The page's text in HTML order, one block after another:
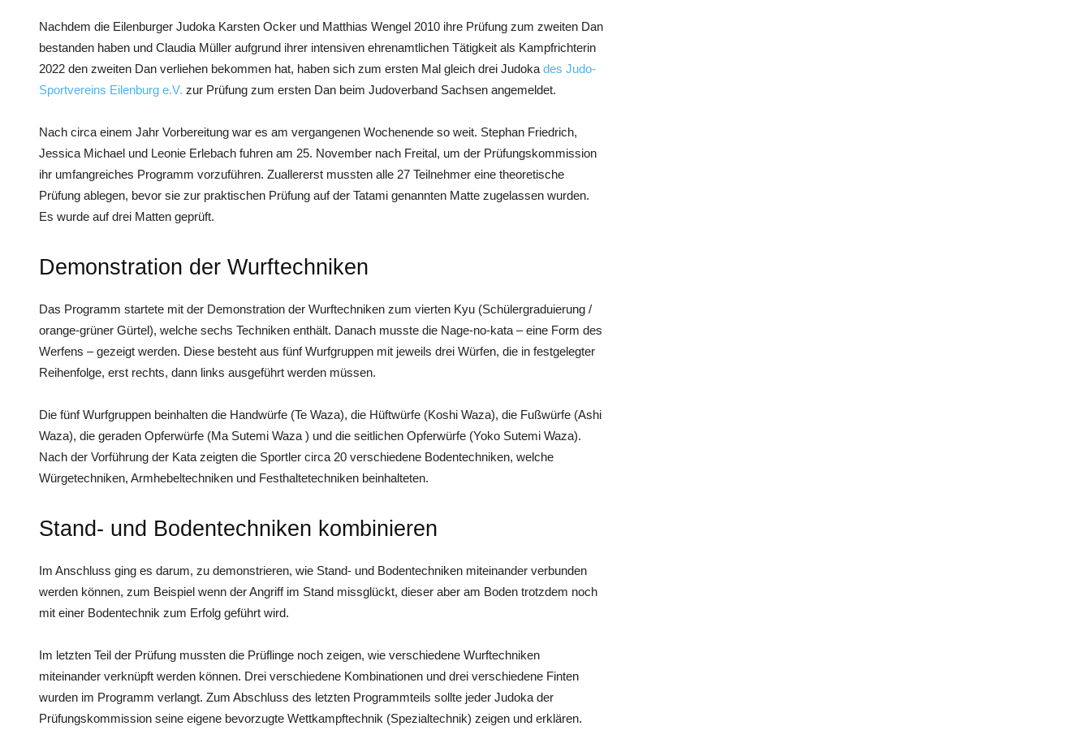
Nachdem die Eilenburger Judoka Karsten Ocker und Matthias Wengel 2010 ihre Prüfung zum zweiten Dan
bestanden haben und Claudia Müller aufgrund ihrer intensiven ehrenamtlichen Tätigkeit als Kampfrichterin
2022 den zweiten Dan verliehen bekommen hat, haben sich zum ersten Mal gleich drei Judoka des Judo-
Sportvereins Eilenburg e.V. zur Prüfung zum ersten Dan beim Judoverband Sachsen angemeldet.
Nach circa einem Jahr Vorbereitung war es am vergangenen Wochenende so weit. Stephan Friedrich,
Jessica Michael und Leonie Erlebach fuhren am 25. November nach Freital, um der Prüfungskommission
ihr umfangreiches Programm vorzuführen. Zuallererst mussten alle 27 Teilnehmer eine theoretische
Prüfung ablegen, bevor sie zur praktischen Prüfung auf der Tatami genannten Matte zugelassen wurden.
Es wurde auf drei Matten geprüft.
Demonstration der Wurftechniken
Das Programm startete mit der Demonstration der Wurftechniken zum vierten Kyu (Schülergraduierung /
orange-grüner Gürtel), welche sechs Techniken enthält. Danach musste die Nage-no-kata – eine Form des
Werfens – gezeigt werden. Diese besteht aus fünf Wurfgruppen mit jeweils drei Würfen, die in festgelegter
Reihenfolge, erst rechts, dann links ausgeführt werden müssen.
Die fünf Wurfgruppen beinhalten die Handwürfe (Te Waza), die Hüftwürfe (Koshi Waza), die Fußwürfe (Ashi
Waza), die geraden Opferwürfe (Ma Sutemi Waza ) und die seitlichen Opferwürfe (Yoko Sutemi Waza).
Nach der Vorführung der Kata zeigten die Sportler circa 20 verschiedene Bodentechniken, welche
Würgetechniken, Armhebeltechniken und Festhaltetechniken beinhalteten.
Stand- und Bodentechniken kombinieren
Im Anschluss ging es darum, zu demonstrieren, wie Stand- und Bodentechniken miteinander verbunden
werden können, zum Beispiel wenn der Angriff im Stand missglückt, dieser aber am Boden trotzdem noch
mit einer Bodentechnik zum Erfolg geführt wird.
Im letzten Teil der Prüfung mussten die Prüflinge noch zeigen, wie verschiedene Wurftechniken
miteinander verknüpft werden können. Drei verschiedene Kombinationen und drei verschiedene Finten
wurden im Programm verlangt. Zum Abschluss des letzten Programmteils sollte jeder Judoka der
Prüfungskommission seine eigene bevorzugte Wettkampftechnik (Spezialtechnik) zeigen und erklären.